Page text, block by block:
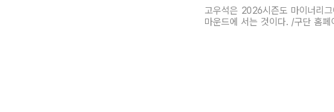
고우석은 2026시즌도 마이너리
마운드에 서는 것이다. /구단 홈페